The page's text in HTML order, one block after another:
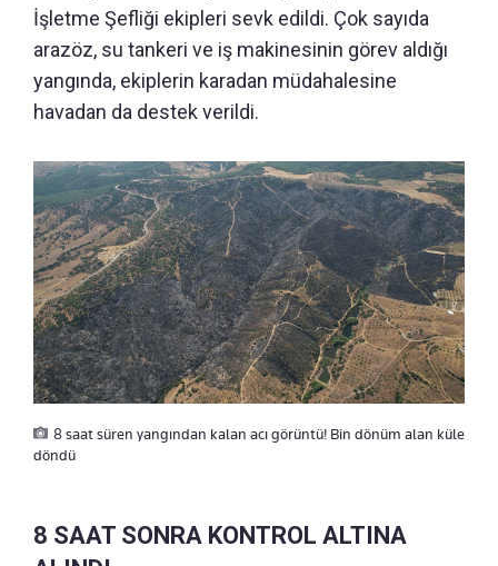
İşletme Şefliği ekipleri sevk edildi. Çok sayıda
arazöz, su tankeri ve iş makinesinin görev aldığı
yangında, ekiplerin karadan müdahalesine
havadan da destek verildi.
8 saat süren yangından kalan acı görüntü! Bin dönüm alan küle
döndü
8 SAAT SONRA KONTROL ALTINA